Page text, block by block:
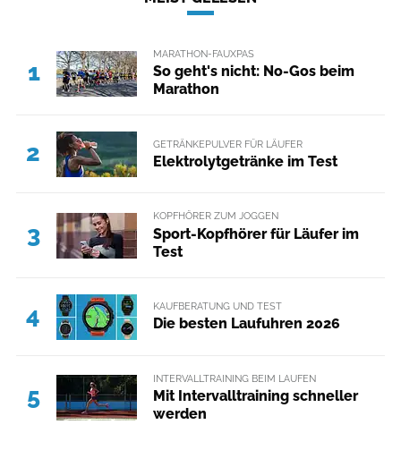
1
MARATHON-FAUXPAS
So geht's nicht: No-Gos beim
Marathon
2 GETRÄNKEPULVER FÜR LÄUFER
Elektrolytgetränke im Test
3
KOPFHÖRER ZUM JOGGEN
Sport-Kopfhörer für Läufer im
Test
4 KAUFBERATUNG UND TEST
Die besten Laufuhren 2026
5
INTERVALLTRAINING BEIM LAUFEN
Mit Intervalltraining schneller
werden